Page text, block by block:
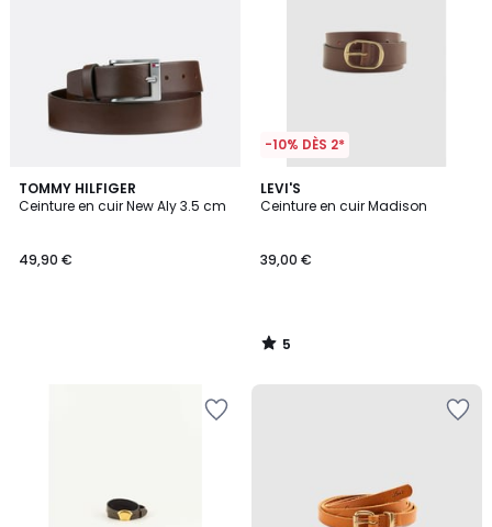
TOMMY HILFIGER
Ceinture en cuir New Aly 3.5 cm
49,90 €
-10% DÈS 2*
LEVI'S
Ceinture en cuir Madison
39,00 €
5
/
5
/